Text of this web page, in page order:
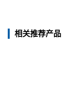
相关推荐产品